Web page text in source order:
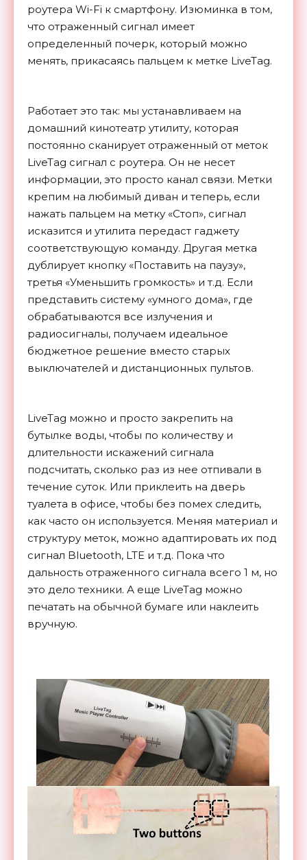
роутера Wi-Fi к смартфону. Изюминка в том,
что отраженный сигнал имеет
определенный почерк, который можно
менять, прикасаясь пальцем к метке LiveTag.
Работает это так: мы устанавливаем на
домашний кинотеатр утилиту, которая
постоянно сканирует отраженный от меток
LiveTag сигнал с роутера. Он не несет
информации, это просто канал связи. Метки
крепим на любимый диван и теперь, если
нажать пальцем на метку «Стоп», сигнал
исказится и утилита передаст гаджету
соответствующую команду. Другая метка
дублирует кнопку «Поставить на паузу»,
третья «Уменьшить громкость» и т.д. Если
представить систему «умного дома», где
обрабатываются все излучения и
радиосигналы, получаем идеальное
бюджетное решение вместо старых
выключателей и дистанционных пультов.
LiveTag можно и просто закрепить на
бутылке воды, чтобы по количеству и
длительности искажений сигнала
подсчитать, сколько раз из нее отпивали в
течение суток. Или приклеить на дверь
туалета в офисе, чтобы без помех следить,
как часто он используется. Меняя материал и
структуру меток, можно адаптировать их под
сигнал Bluetooth, LTE и т.д. Пока что
дальность отраженного сигнала всего 1 м, но
это дело техники. А еще LiveTag можно
печатать на обычной бумаге или наклеить
вручную.